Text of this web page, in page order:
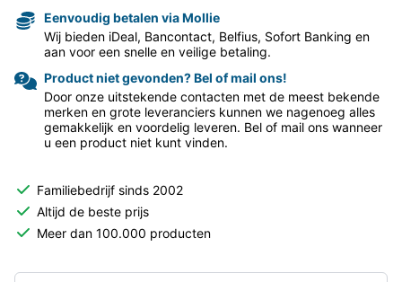
Eenvoudig betalen via Mollie
Wij bieden iDeal, Bancontact, Belfius, Sofort Banking en
aan voor een snelle en veilige betaling.
Product niet gevonden? Bel of mail ons!
Door onze uitstekende contacten met de meest bekende
merken en grote leveranciers kunnen we nagenoeg alles
gemakkelijk en voordelig leveren. Bel of mail ons wanneer
u een product niet kunt vinden.
Familiebedrijf sinds 2002
Altijd de beste prijs
Meer dan 100.000 producten